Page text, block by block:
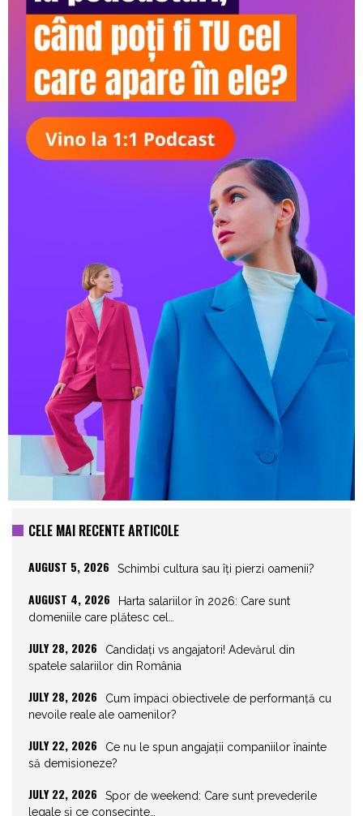
CELE MAI RECENTE ARTICOLE
AUGUST 5, 2026 Schimbi cultura sau îți pierzi oamenii?
AUGUST 4, 2026
Harta salariilor în 2026: Care sunt
domeniile care plătesc cel…
JULY 28, 2026
Candidați vs angajatori! Adevărul din
spatele salariilor din România
JULY 28, 2026
Cum împaci obiectivele de performanță cu
nevoile reale ale oamenilor?
JULY 22, 2026
Ce nu le spun angajații companiilor înainte
să demisioneze?
JULY 22, 2026
Spor de weekend: Care sunt prevederile
legale și ce consecințe…